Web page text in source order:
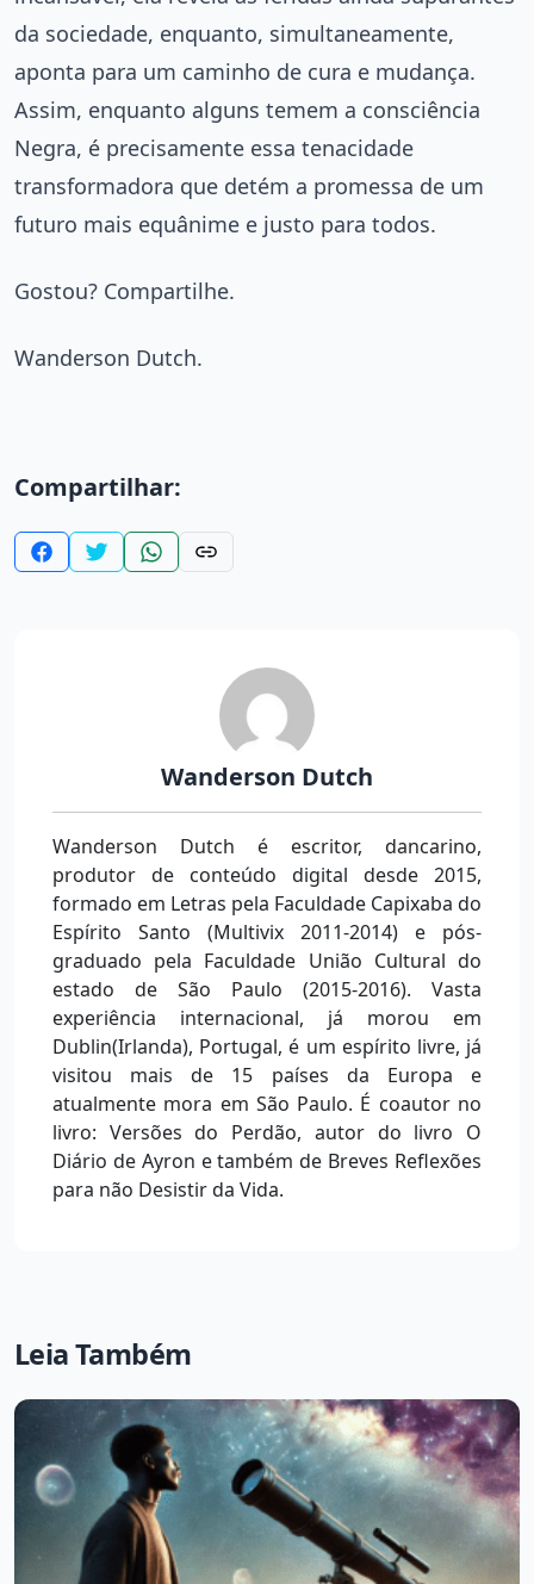
da sociedade, enquanto, simultaneamente,
aponta para um caminho de cura e mudança.
Assim, enquanto alguns temem a consciência
Negra, é precisamente essa tenacidade
transformadora que detém a promessa de um
futuro mais equânime e justo para todos.
Gostou? Compartilhe.
Wanderson Dutch.
Compartilhar:
Wanderson Dutch
Wanderson Dutch é escritor, dancarino,
produtor de conteúdo digital desde 2015,
formado em Letras pela Faculdade Capixaba do
Espírito Santo (Multivix 2011-2014) e pós-
graduado pela Faculdade União Cultural do
estado de São Paulo (2015-2016). Vasta
experiência internacional, já morou em
Dublin(Irlanda), Portugal, é um espírito livre, já
visitou mais de 15 países da Europa e
atualmente mora em São Paulo. É coautor no
livro: Versões do Perdão, autor do livro O
Diário de Ayron e também de Breves Reflexões
para não Desistir da Vida.
Leia Também